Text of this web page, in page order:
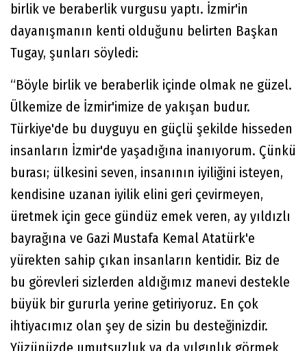
birlik ve beraberlik vurgusu yaptı. İzmir'in
dayanışmanın kenti olduğunu belirten Başkan
Tugay, şunları söyledi:
“Böyle birlik ve beraberlik içinde olmak ne güzel.
Ülkemize de İzmir'imize de yakışan budur.
Türkiye'de bu duyguyu en güçlü şekilde hisseden
insanların İzmir'de yaşadığına inanıyorum. Çünkü
burası; ülkesini seven, insanının iyiliğini isteyen,
kendisine uzanan iyilik elini geri çevirmeyen,
üretmek için gece gündüz emek veren, ay yıldızlı
bayrağına ve Gazi Mustafa Kemal Atatürk'e
yürekten sahip çıkan insanların kentidir. Biz de
bu görevleri sizlerden aldığımız manevi destekle
büyük bir gururla yerine getiriyoruz. En çok
ihtiyacımız olan şey de sizin bu desteğinizdir.
Yüzünüzde umutsuzluk ya da yılgınlık görmek